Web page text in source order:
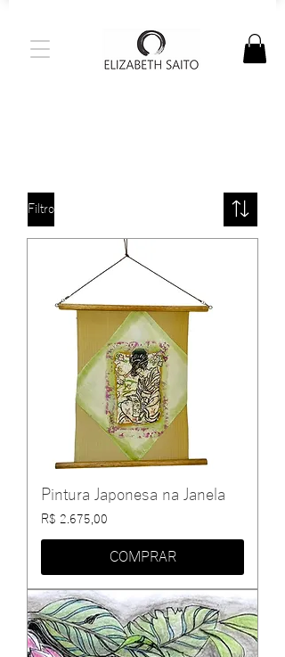
Filtro
Pintura Japonesa na Janela
Preço
R$ 2.675,00
COMPRAR